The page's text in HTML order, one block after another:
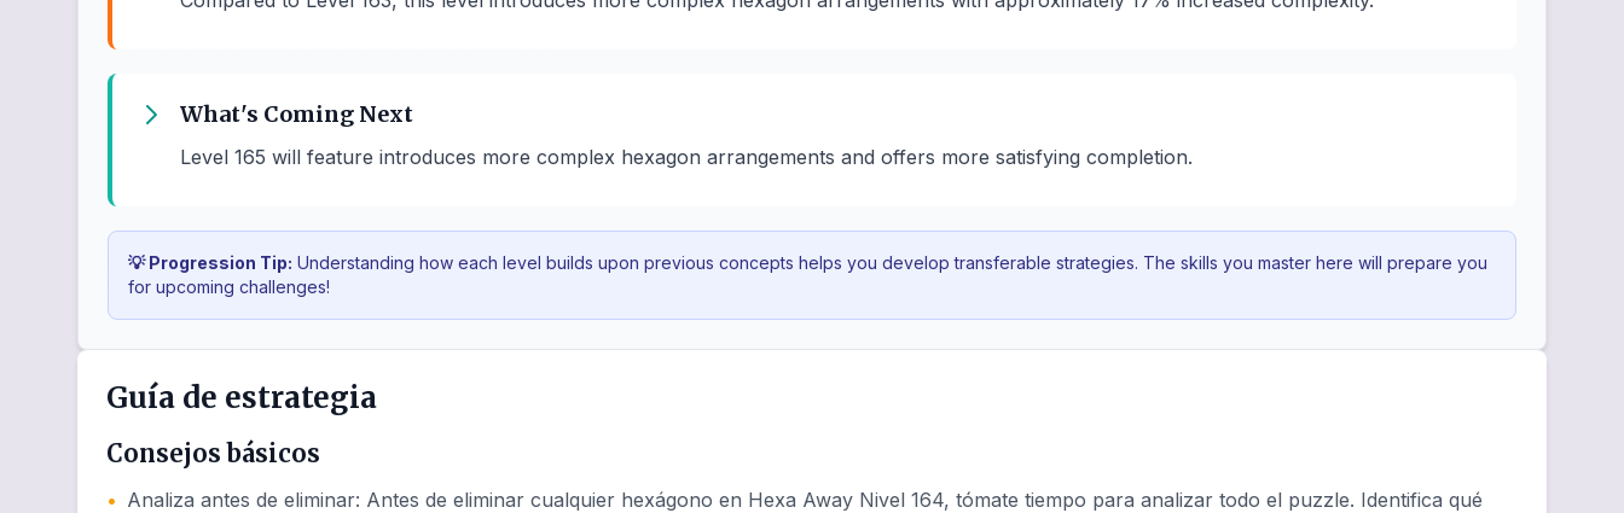
What's Coming Next
Level 165 will feature introduces more complex hexagon arrangements and offers more satisfying completion.
💡 Progression Tip: Understanding how each level builds upon previous concepts helps you develop transferable strategies. The skills you master here will prepare you
for upcoming challenges!
Guía de estrategia
Consejos básicos
• Analiza antes de eliminar: Antes de eliminar cualquier hexágono en Hexa Away Nivel 164, tómate tiempo para analizar todo el puzzle. Identifica qué